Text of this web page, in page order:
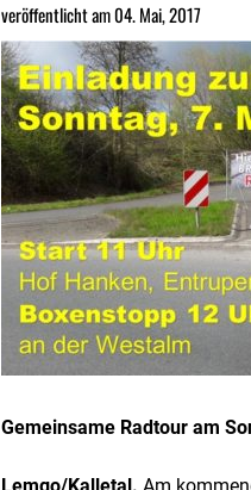
veröffentlicht am 04. Mai, 2017
Gemeinsame Radtour am